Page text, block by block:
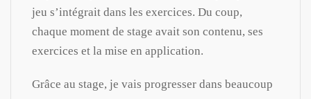
jeu s’intégrait dans les exercices. Du coup,
chaque moment de stage avait son contenu, ses
exercices et la mise en application.
Grâce au stage, je vais progresser dans beaucoup